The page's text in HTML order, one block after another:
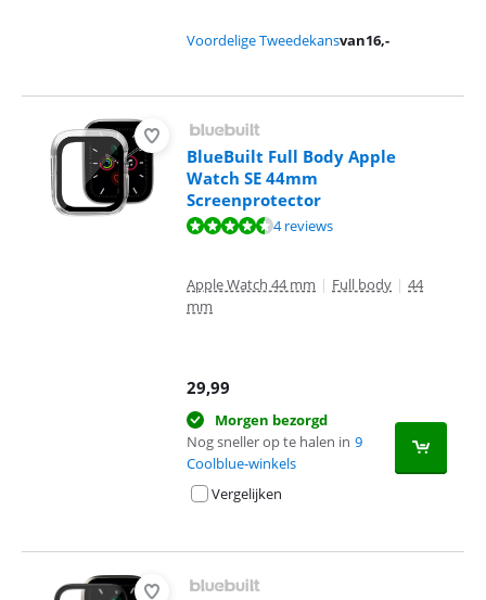
Voordelige Tweedekansvan16,-
BlueBuilt Full Body Apple
Watch SE 44mm
Screenprotector
Beoordeling is 8,6 van de 10, gebaseerd op 4 reviews.
4 reviews
Apple Watch 44 mm | Full body | 44
mm
29,99
Morgen bezorgd
Nog sneller op te halen in 9
Coolblue-winkels
Vergelijken